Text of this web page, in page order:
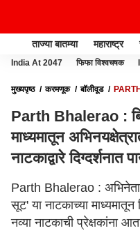
ताज्या बातम्या महाराष्ट्र
India At 2047 फिफा विश्वचषक
मुख्यपृष्ठ करमणूक बॉलीवूड
Parth Bhalerao : बिग
माध्यमातून
नाटकाद्वारे दिग्दर्शनात
Parth Bhalerao : अभिनेता
सूट' या नाटकाच्या माध्यमातून
नव्या नाटकाची प्रेक्षकांना